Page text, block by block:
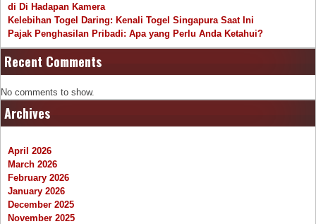
di Di Hadapan Kamera
Kelebihan Togel Daring: Kenali Togel Singapura Saat Ini
Pajak Penghasilan Pribadi: Apa yang Perlu Anda Ketahui?
Recent Comments
No comments to show.
Archives
April 2026
March 2026
February 2026
January 2026
December 2025
November 2025